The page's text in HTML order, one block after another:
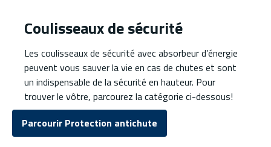
Coulisseaux de sécurité
Les coulisseaux de sécurité avec absorbeur d’énergie
peuvent vous sauver la vie en cas de chutes et sont
un indispensable de la sécurité en hauteur. Pour
trouver le vôtre, parcourez la catégorie ci-dessous!
Parcourir Protection antichute